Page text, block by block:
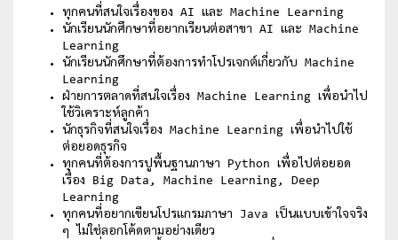
ทุกคนที่สนใจเรื่องของ AI และ Machine Learning
นักเรียนนักศึกษาที่อยากเรียนต่อสาขา AI และ Machine
Learning
นักเรียนนักศึกษาที่ต้องการทำโปรเจกต์เกี่ยวกับ Machine
Learning
ฝ่ายการตลาดที่สนใจเรื่อง Machine Learning เพื่อนำไป
ใช้วิเคราะห์ลูกค้า
นักธุรกิจที่สนใจเรื่อง Machine Learning เพื่อนำไปใช้
ต่อยอดธุรกิจ
ทุกคนที่ต้องการปูพื้นฐานภาษา Python เพื่อไปต่อยอด
เรื่อง Big Data, Machine Learning, Deep
Learning
ทุกคนที่อยากเขียนโปรแกรมภาษา Java เป็นแบบเข้าใจจริง
ๆ ไม่ใช่ลอกโค้ดตามอย่างเดียว